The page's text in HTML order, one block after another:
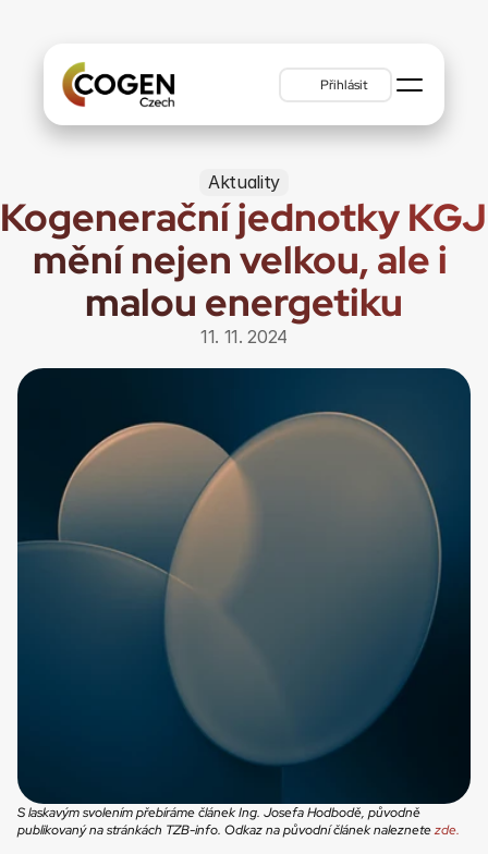
Přihlásit
Aktuality
Kogenerační jednotky KGJ
mění nejen velkou, ale i
malou energetiku
11. 11. 2024
S laskavým svolením přebíráme článek Ing. Josefa Hodbodě, původně
publikovaný na stránkách TZB-info. Odkaz na původní článek naleznete zde.